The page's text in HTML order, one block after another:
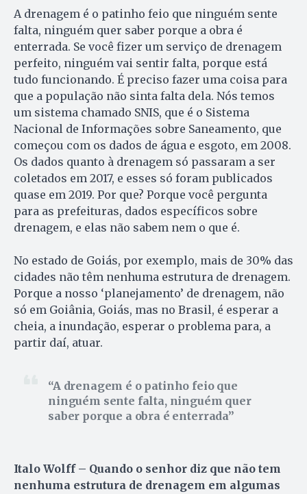
A drenagem é o patinho feio que ninguém sente
falta, ninguém quer saber porque a obra é
enterrada. Se você fizer um serviço de drenagem
perfeito, ninguém vai sentir falta, porque está
tudo funcionando. É preciso fazer uma coisa para
que a população não sinta falta dela. Nós temos
um sistema chamado SNIS, que é o Sistema
Nacional de Informações sobre Saneamento, que
começou com os dados de água e esgoto, em 2008.
Os dados quanto à drenagem só passaram a ser
coletados em 2017, e esses só foram publicados
quase em 2019. Por que? Porque você pergunta
para as prefeituras, dados específicos sobre
drenagem, e elas não sabem nem o que é.
No estado de Goiás, por exemplo, mais de 30% das
cidades não têm nenhuma estrutura de drenagem.
Porque a nosso ‘planejamento’ de drenagem, não
só em Goiânia, Goiás, mas no Brasil, é esperar a
cheia, a inundação, esperar o problema para, a
partir daí, atuar.
A drenagem é o patinho feio que
ninguém sente falta, ninguém quer
saber porque a obra é enterrada
Italo Wolff – Quando o senhor diz que não tem
nenhuma estrutura de drenagem em algumas